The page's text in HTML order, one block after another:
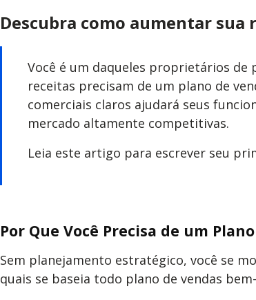
Descubra como aumentar sua
Você é um daqueles proprietários de
receitas precisam de um plano de
comerciais claros ajudará seus
mercado altamente competitivas.
Leia este artigo para escrever seu
Por Que Você Precisa de um
Sem planejamento estratégico, você se
quais se baseia todo plano de vendas